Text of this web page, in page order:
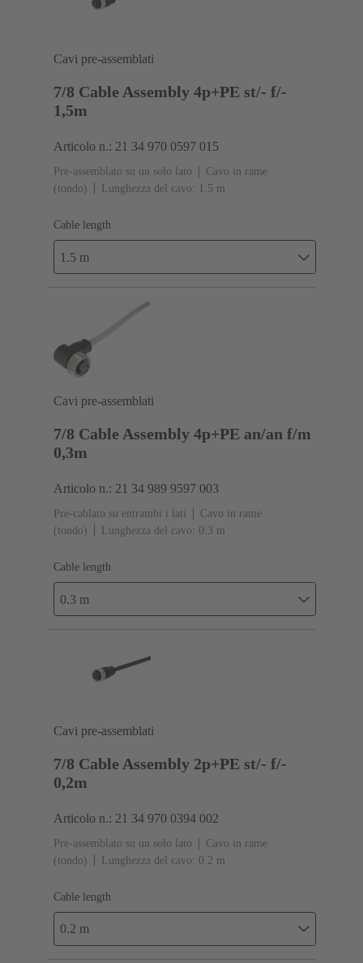
Cavi pre-assemblati
7/8 Cable Assembly 4p+PE st/- f/-
1,5m
Articolo n.: 21 34 970 0597 015
Pre-assemblato su un solo lato
Cavo in rame
(tondo)
Lunghezza del cavo: 1.5 m
Cable length
1.5 m
Cavi pre-assemblati
7/8 Cable Assembly 4p+PE an/an f/m
0,3m
Articolo n.: 21 34 989 9597 003
Pre-cablato su entrambi i lati
Cavo in rame
(tondo)
Lunghezza del cavo: 0.3 m
Cable length
0.3 m
Cavi pre-assemblati
7/8 Cable Assembly 2p+PE st/- f/-
0,2m
Articolo n.: 21 34 970 0394 002
Pre-assemblato su un solo lato
Cavo in rame
(tondo)
Lunghezza del cavo: 0.2 m
Cable length
0.2 m